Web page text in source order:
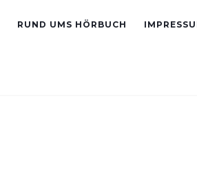
RUND UMS HÖRBUCH